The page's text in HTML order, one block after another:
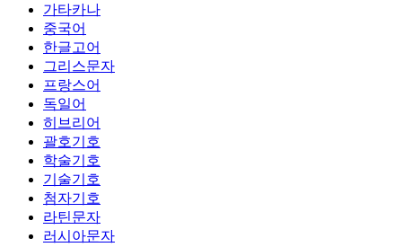
가타카나
중국어
한글고어
그리스문자
프랑스어
독일어
히브리어
괄호기호
학술기호
기술기호
첨자기호
라틴문자
러시아문자